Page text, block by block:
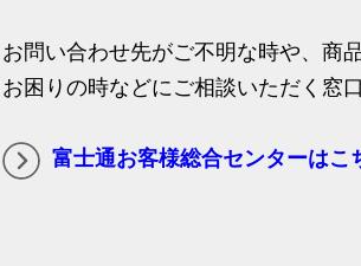
お問い合わせ先がご不明な時や、商
お困りの時などにご相談いただく窓
富士通お客様総合センターはこ